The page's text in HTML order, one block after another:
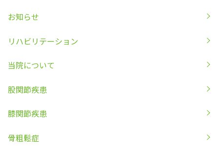
お知らせ
リハビリテーション
当院について
股関節疾患
膝関節疾患
骨粗鬆症